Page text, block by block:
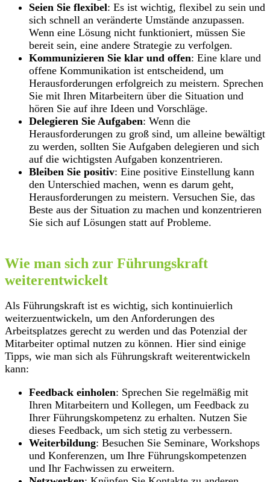
Seien Sie flexibel: Es ist wichtig, flexibel zu sein und
sich schnell an veränderte Umstände anzupassen.
Wenn eine Lösung nicht funktioniert, müssen Sie
bereit sein, eine andere Strategie zu verfolgen.
Kommunizieren Sie klar und offen: Eine klare und
offene Kommunikation ist entscheidend, um
Herausforderungen erfolgreich zu meistern. Sprechen
Sie mit Ihren Mitarbeitern über die Situation und
hören Sie auf ihre Ideen und Vorschläge.
Delegieren Sie Aufgaben: Wenn die
Herausforderungen zu groß sind, um alleine bewältigt
zu werden, sollten Sie Aufgaben delegieren und sich
auf die wichtigsten Aufgaben konzentrieren.
Bleiben Sie positiv: Eine positive Einstellung kann
den Unterschied machen, wenn es darum geht,
Herausforderungen zu meistern. Versuchen Sie, das
Beste aus der Situation zu machen und konzentrieren
Sie sich auf Lösungen statt auf Probleme.
Wie man sich zur Führungskraft
weiterentwickelt
Als Führungskraft ist es wichtig, sich kontinuierlich
weiterzuentwickeln, um den Anforderungen des
Arbeitsplatzes gerecht zu werden und das Potenzial der
Mitarbeiter optimal nutzen zu können. Hier sind einige
Tipps, wie man sich als Führungskraft weiterentwickeln
kann:
Feedback einholen: Sprechen Sie regelmäßig mit
Ihren Mitarbeitern und Kollegen, um Feedback zu
Ihrer Führungskompetenz zu erhalten. Nutzen Sie
dieses Feedback, um sich stetig zu verbessern.
Weiterbildung: Besuchen Sie Seminare, Workshops
und Konferenzen, um Ihre Führungskompetenzen
und Ihr Fachwissen zu erweitern.